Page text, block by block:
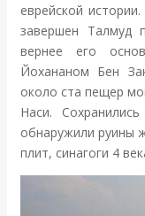
еврейской
завершен Талмуд
вернее его
Йохананом Бен
около ста пещер
Наси.
обнаружили руины
плит, синагоги 4